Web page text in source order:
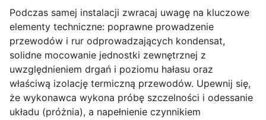
Podczas samej instalacji zwracaj uwagę na kluczowe
elementy techniczne: poprawne prowadzenie
przewodów i rur odprowadzających kondensat,
solidne mocowanie jednostki zewnętrznej z
uwzględnieniem drgań i poziomu hałasu oraz
właściwą izolację termiczną przewodów. Upewnij się,
że wykonawca wykona próbę szczelności i odessanie
układu (próżnia), a napełnienie czynnikiem